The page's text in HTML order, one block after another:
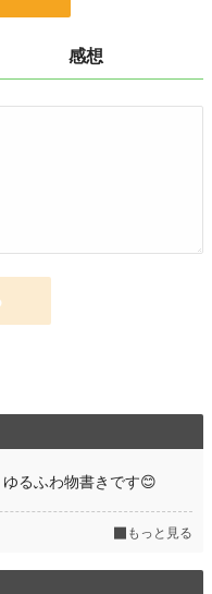
ゃいますか？
感想
るふわ物書きです😊
もっと見る